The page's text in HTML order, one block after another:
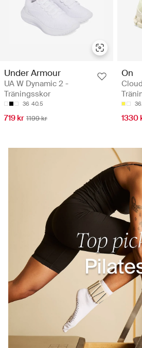
Under Armour
UA W Dynamic 2 -
Träningsskor
36 40.5
719 kr 1199 kr
On
1330
Ge din träning